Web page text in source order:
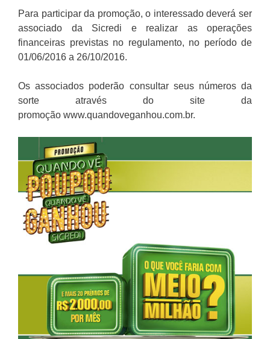
Para participar da promoção, o interessado deverá ser
associado da Sicredi e realizar as operações
financeiras previstas no regulamento, no período de
01/06/2016 a 26/10/2016.
Os associados poderão consultar seus números da
sorte através do site da
promoção www.quandoveganhou.com.br.